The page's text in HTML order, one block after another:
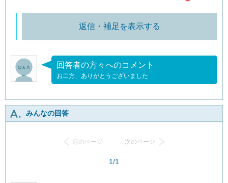
返信・補足を表示する
回答者の方々へのコメント
お二方、ありがとうございました
みんなの回答
前のページ 次のページ
1/1